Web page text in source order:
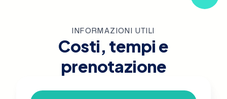
INFORMAZIONI UTILI
Costi, tempi e
prenotazione